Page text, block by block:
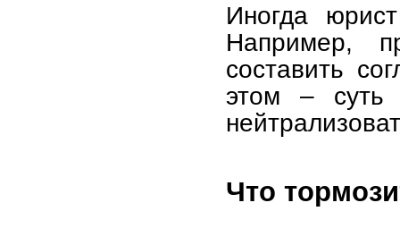
Иногда
Например,
составить
этом – суть
Что